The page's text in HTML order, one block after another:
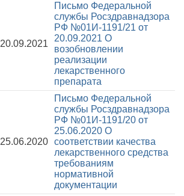
20.09.2021
Письмо Федеральной
службы Росздравнадзора
РФ №01И-1191/21 от
20.09.2021 О
возобновлении
реализации
лекарственного
препарата
25.06.2020
Письмо Федеральной
службы Росздравнадзора
РФ №01И-1191/20 от
25.06.2020 О
соответствии качества
лекарственного средства
требованиям
нормативной
документации